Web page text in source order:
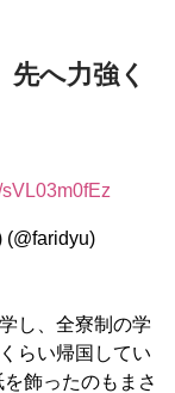
先へ力強く
し、全寮制の学
らい帰国してい
飾ったのもまさ